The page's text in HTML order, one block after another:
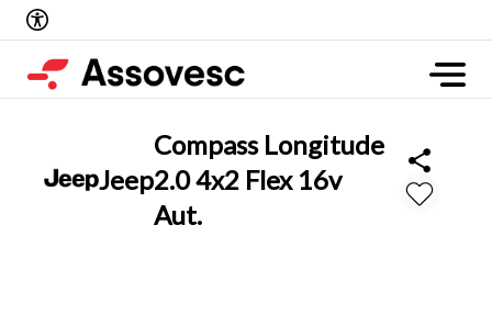
Jeep
Compass Longitude
2.0 4x2 Flex 16v
Aut.